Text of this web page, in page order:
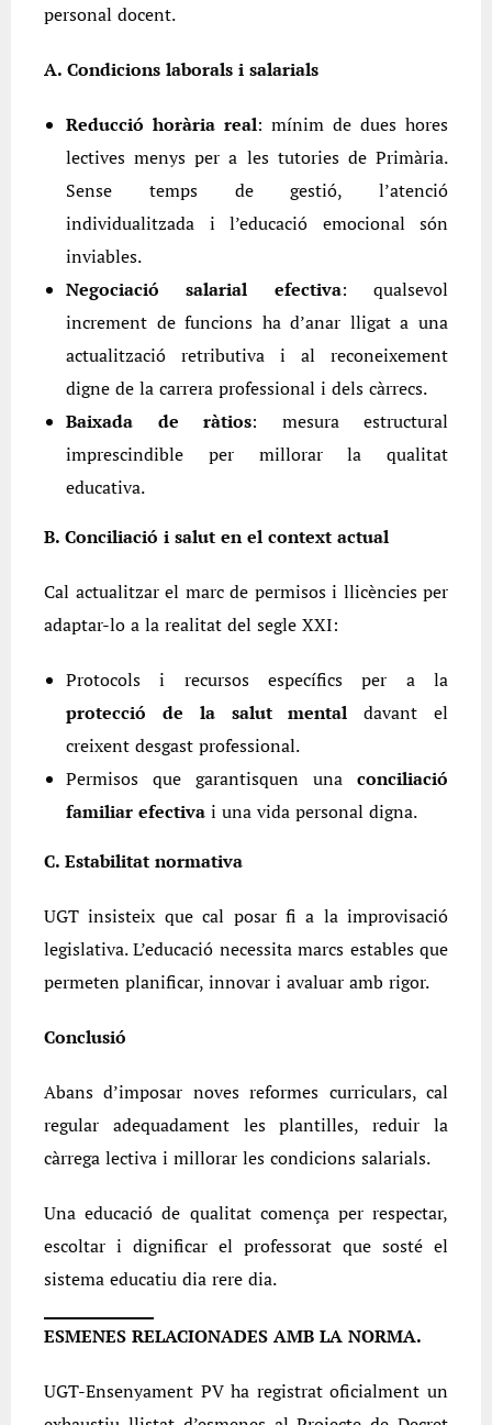
personal docent.
A. Condicions laborals i salarials
Reducció horària real: mínim de dues hores
lectives menys per a les tutories de Primària.
Sense temps de gestió, l’atenció
individualitzada i l’educació emocional són
inviables.
Negociació salarial efectiva: qualsevol
increment de funcions ha d’anar lligat a una
actualització retributiva i al reconeixement
digne de la carrera professional i dels càrrecs.
Baixada de ràtios: mesura estructural
imprescindible per millorar la qualitat
educativa.
B. Conciliació i salut en el context actual
Cal actualitzar el marc de permisos i llicències per
adaptar-lo a la realitat del segle XXI:
Protocols i recursos específics per a la
protecció de la salut mental davant el
creixent desgast professional.
Permisos que garantisquen una conciliació
familiar efectiva i una vida personal digna.
C. Estabilitat normativa
UGT insisteix que cal posar fi a la improvisació
legislativa. L’educació necessita marcs estables que
permeten planificar, innovar i avaluar amb rigor.
Conclusió
Abans d’imposar noves reformes curriculars, cal
regular adequadament les plantilles, reduir la
càrrega lectiva i millorar les condicions salarials.
Una educació de qualitat comença per respectar,
escoltar i dignificar el professorat que sosté el
sistema educatiu dia rere dia.
ESMENES RELACIONADES AMB LA NORMA.
UGT-Ensenyament PV ha registrat oficialment un